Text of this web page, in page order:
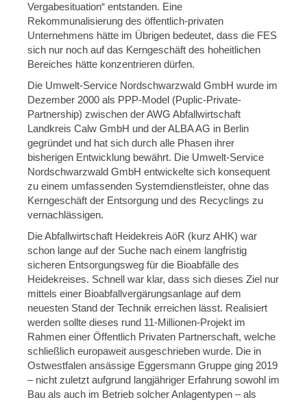
Vergabesituation“ entstanden. Eine
Rekommunalisierung des öffentlich-privaten
Unternehmens hätte im Übrigen bedeutet, dass die FES
sich nur noch auf das Kerngeschäft des hoheitlichen
Bereiches hätte konzentrieren dürfen.
Die Umwelt-Service Nordschwarzwald GmbH wurde im
Dezember 2000 als PPP-Model (Puplic-Private-
Partnership) zwischen der AWG Abfallwirtschaft
Landkreis Calw GmbH und der ALBA AG in Berlin
gegründet und hat sich durch alle Phasen ihrer
bisherigen Entwicklung bewährt. Die Umwelt-Service
Nordschwarzwald GmbH entwickelte sich konsequent
zu einem umfassenden Systemdienstleister, ohne das
Kerngeschäft der Entsorgung und des Recyclings zu
vernachlässigen.
Die Abfallwirtschaft Heidekreis AöR (kurz AHK) war
schon lange auf der Suche nach einem langfristig
sicheren Entsorgungsweg für die Bioabfälle des
Heidekreises. Schnell war klar, dass sich dieses Ziel nur
mittels einer Bioabfallvergärungsanlage auf dem
neuesten Stand der Technik erreichen lässt. Realisiert
werden sollte dieses rund 11-Millionen-Projekt im
Rahmen einer Öffentlich Privaten Partnerschaft, welche
schließlich europaweit ausgeschrieben wurde. Die in
Ostwestfalen ansässige Eggersmann Gruppe ging 2019
– nicht zuletzt aufgrund langjähriger Erfahrung sowohl im
Bau als auch im Betrieb solcher Anlagentypen – als